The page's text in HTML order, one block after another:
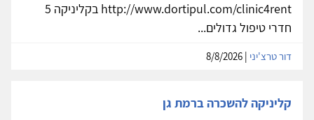
http://www.dortipul.com/clinic4rent בקליניקה 5
חדרי טיפול גדולים...
דור טרצ'יני
קליניקה להשכרה ברמת גן